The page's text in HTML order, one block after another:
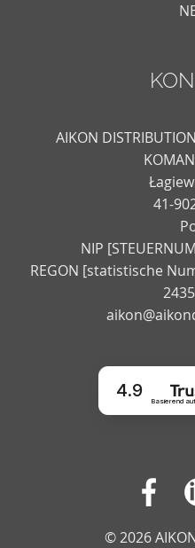
AIKON
41-
NIP
REGON [statistische
4.9
Basierend auf
© 2026